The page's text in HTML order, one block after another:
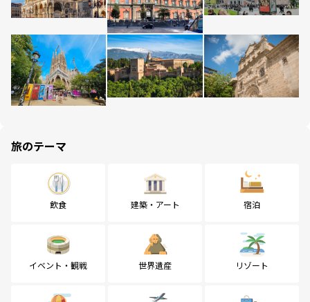
旅のテーマ
飲食 建築・アート 宿泊
イベント・観戦 世界遺産 リゾート